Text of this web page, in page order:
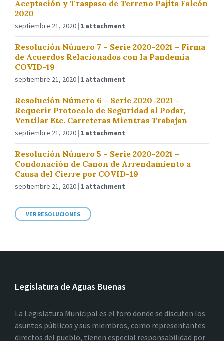
Aceptación y Traspaso de Terreno Pajita Falcón
2020
septiembre 21, 2020 1 attachment
Resolución Número 7 – Serie 2020-2021 – Firma
de Acuerdos Relacionados con la Pandemia
COVID-19
septiembre 21, 2020 1 attachment
Resolución Número 6 – Serie 2020-2021 –
Requerir Protocolo de Seguridad al Podar,
Ventilar Etc. Carreteras Mientras Trabajan
septiembre 21, 2020 1 attachment
Resolución Número 5 – Serie 2020-2021 –
Condonación de Canon de Arrendamiento a
Causa del Cierre por COVID-19
septiembre 21, 2020 1 attachment
VER RESOLUCIONES
Legislatura de Aguas Buenas
La Legislatura Municipal es el foro donde se discuten los
asuntos públicos y sus miembros, como representantes
directos del pueblo, tienen especial responsabilidad por